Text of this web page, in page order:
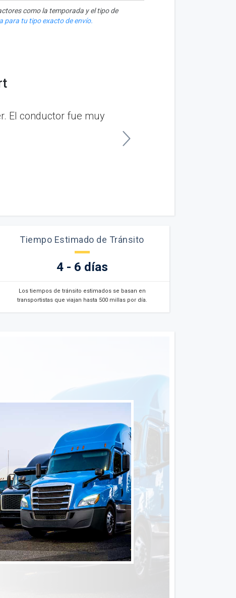
como la temporada y el tipo de
para tu tipo exacto de envío.
El conductor fue muy
Tiempo Estimado de Tránsito
4 - 6 días
Los tiempos de tránsito estimados se basan en
transportistas que viajan hasta 500 millas por día.